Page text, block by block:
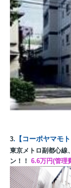
3. 【コーポヤマモト
東京メトロ副都心線
ン！
！ 6.6万円(管理